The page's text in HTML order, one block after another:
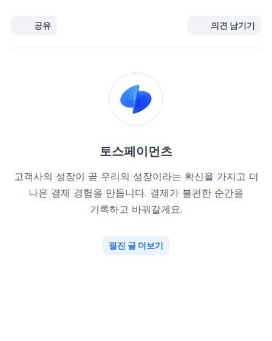
공유 의견 남기기
토스페이먼츠
고객사의 성장이 곧 우리의 성장이라는 확신을 가지고 더
나은 결제 경험을 만듭니다. 결제가 불편한 순간을
기록하고 바꿔갈게요.
필진 글 더보기